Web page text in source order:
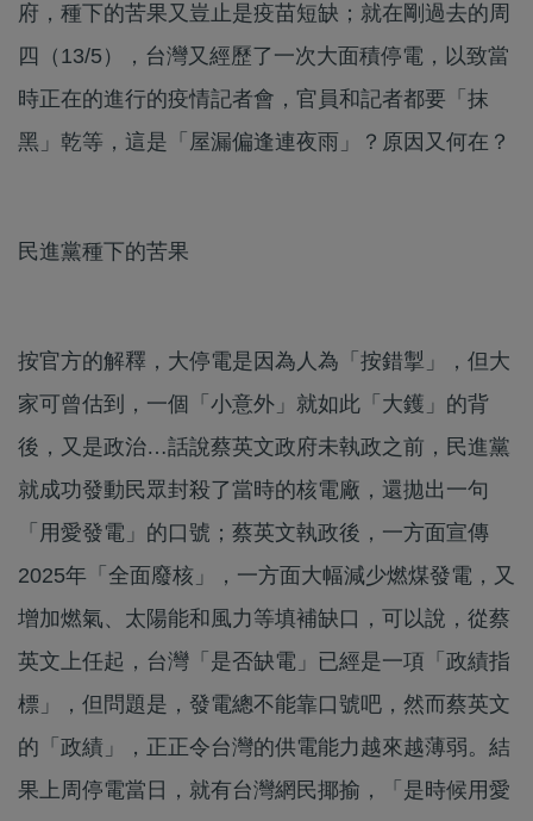
府，種下的苦果又豈止是疫苗短缺；就在剛過去的周
四（13/5），台灣又經歷了一次大面積停電，以致當
時正在的進行的疫情記者會，官員和記者都要「抹
黑」乾等，這是「屋漏偏逢連夜雨」？原因又何在？
民進黨種下的苦果
按官方的解釋，大停電是因為人為「按錯掣」，但大
家可曾估到，一個「小意外」就如此「大鑊」的背
後，又是政治…話說蔡英文政府未執政之前，民進黨
就成功發動民眾封殺了當時的核電廠，還拋出一句
「用愛發電」的口號；蔡英文執政後，一方面宣傳
2025年「全面廢核」，一方面大幅減少燃煤發電，又
增加燃氣、太陽能和風力等填補缺口，可以說，從蔡
英文上任起，台灣「是否缺電」已經是一項「政績指
標」，但問題是，發電總不能靠口號吧，然而蔡英文
的「政績」，正正令台灣的供電能力越來越薄弱。結
果上周停電當日，就有台灣網民揶揄，「是時候用愛